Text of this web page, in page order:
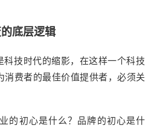
底层逻辑
技时代的缩影，在这样一个科技
消费者的最佳价值提供者，必须关
的初心是什么？品牌的初心是什